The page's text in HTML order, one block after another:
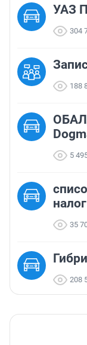
УАЗ
304
188
5
35
208